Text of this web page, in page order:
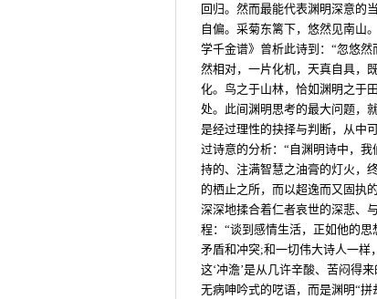
回归。然而最能代表渊明深意的
自偏。采菊东篱下，悠然见南山
学千金谱》曾析此诗到：“忽悠
然相对，一片化机，天真自具，
化。鸟之于山林，恰如渊明之于
处。此间渊明思考的最大问题，
是经过理性的抉择与判断，从中
过诗意的分析：“自渊明诗中，
持的、注满智慧之油膏的灯火，
的栖止之所，而以超逸而又固执
深深地揉合着仁者哀世的深悲、
程：“谈到感情生活，正如他的
矛盾和冲突;和一切伟大诗人一样
这‘冲澹’是从几许辛酸、苦闷得
无病呻吟式的呓语，而是渊明“拼